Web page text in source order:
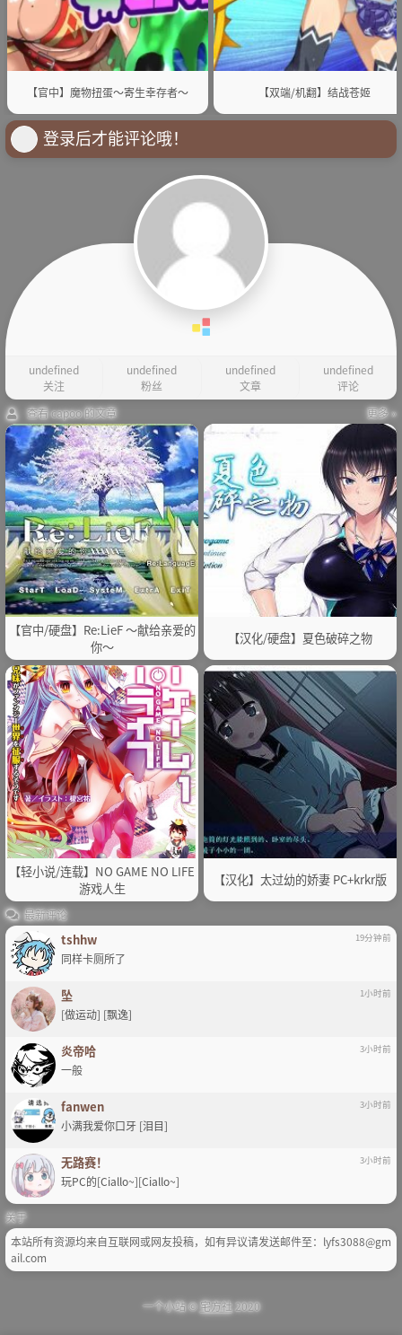
【官中】魔物扭蛋～寄生幸存者～ 【双端/机翻】结战苍姬
登录后才能评论哦！
undefined
关注
undefined
粉丝
undefined
文章
undefined
评论
查看 capoo 的文章
更多 »
【官中/硬盘】Re:LieF ～献给亲爱的
你～
【汉化/硬盘】夏色破碎之物
【轻小说/连载】NO GAME NO LIFE
游戏人生
【汉化】太过幼的娇妻 PC+krkr版
最新评论
tshhw 19分钟前
同样卡厕所了
坠 1小时前
[做运动] [飘逸]
炎帝哈 3小时前
一般
fanwen 3小时前
小满我爱你口牙 [泪目]
无路赛！ 3小时前
玩PC的[Ciallo~][Ciallo~]
关于
本站所有资源均来自互联网或网友投稿，如有异议请发送邮件至：lyfs3088@gm
ail.com
一个小站 ©宅方社2020